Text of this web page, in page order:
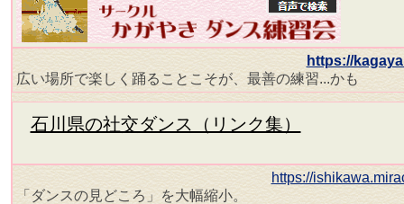
https://
広い場所で楽しく踊ることこそが、最善の練習...かも
石川県の社交ダンス（リンク集）
https://
「ダンスの見どころ」を大幅縮小。